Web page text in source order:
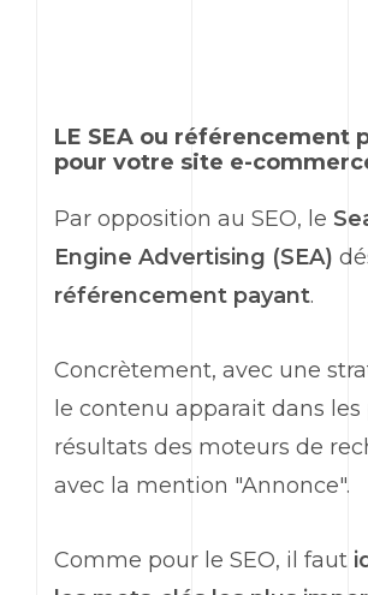
LE SEA ou référencement
pour votre site e-
Par opposition au SEO, le
Engine Advertising (SEA)
référencement payant.
Concrètement, avec une
le contenu apparait dans les
résultats des moteurs de
avec la mention "Annonce".
Comme pour le SEO, il faut